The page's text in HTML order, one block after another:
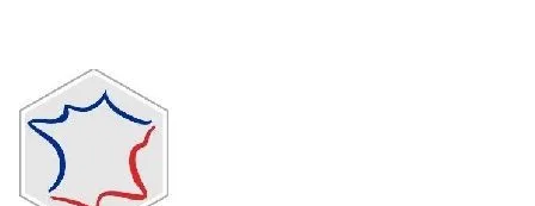
contenido